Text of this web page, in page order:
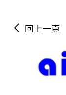
回上一頁